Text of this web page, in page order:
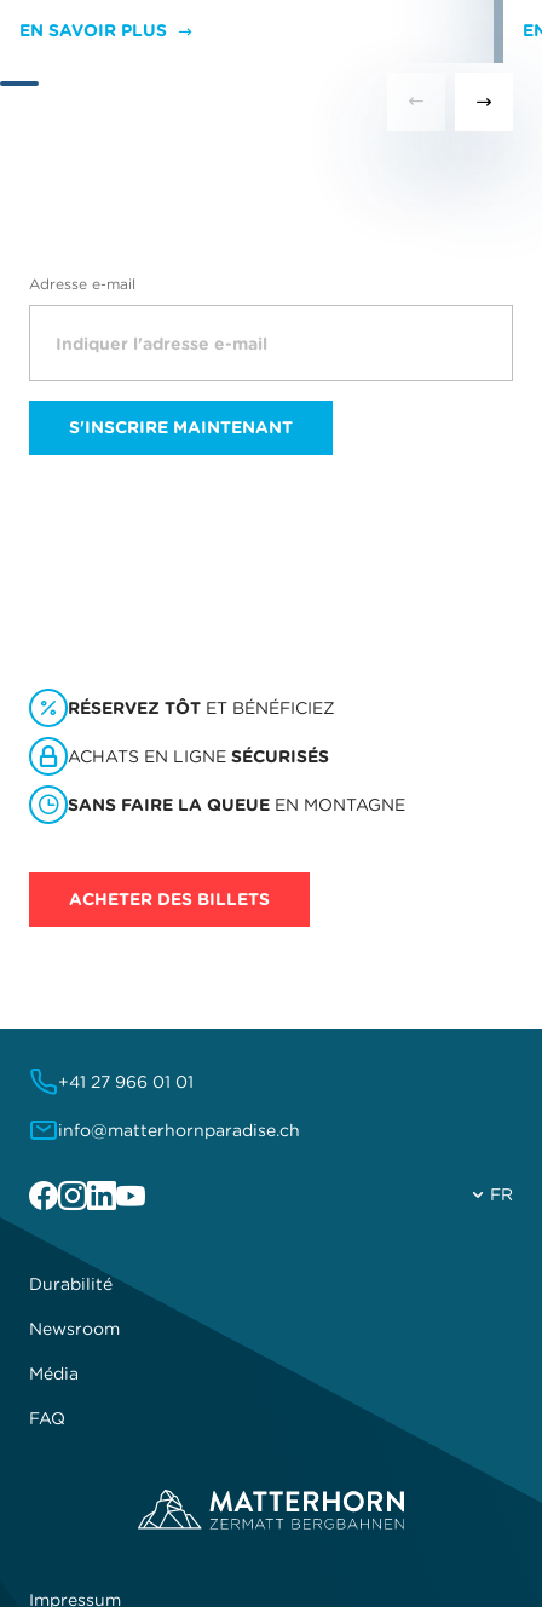
EN SAVOIR PLUS
Adresse e-mail
S'INSCRIRE MAINTENANT
RÉSERVEZ TÔT ET BÉNÉFICIEZ
ACHATS EN LIGNE SÉCURISÉS
SANS FAIRE LA QUEUE EN MONTAGNE
ACHETER DES BILLETS
+41 27 966 01 01
info@matterhornparadise.ch
Facebook
Instagram
Linkedin
YouTube FR
Durabilité
Newsroom
Média
FAQ
Impressum